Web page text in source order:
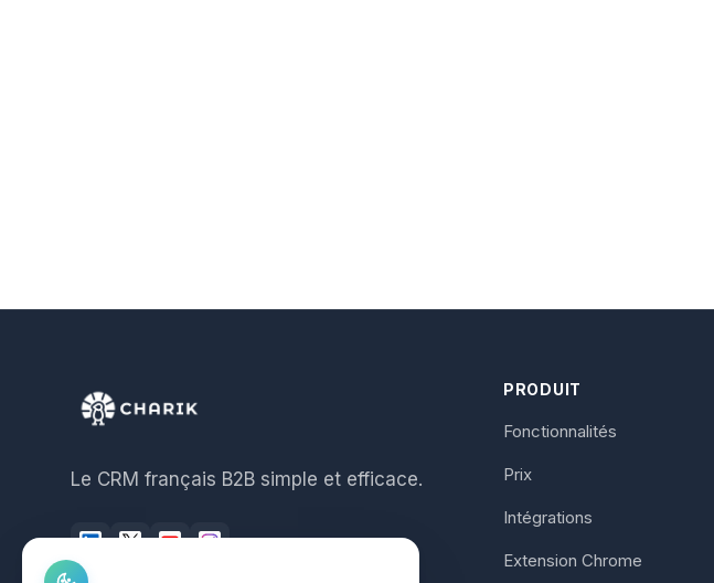
Le CRM français B2B simple et efficace.
PRODUIT
Fonctionnalités
Prix
Intégrations
Extension Chrome